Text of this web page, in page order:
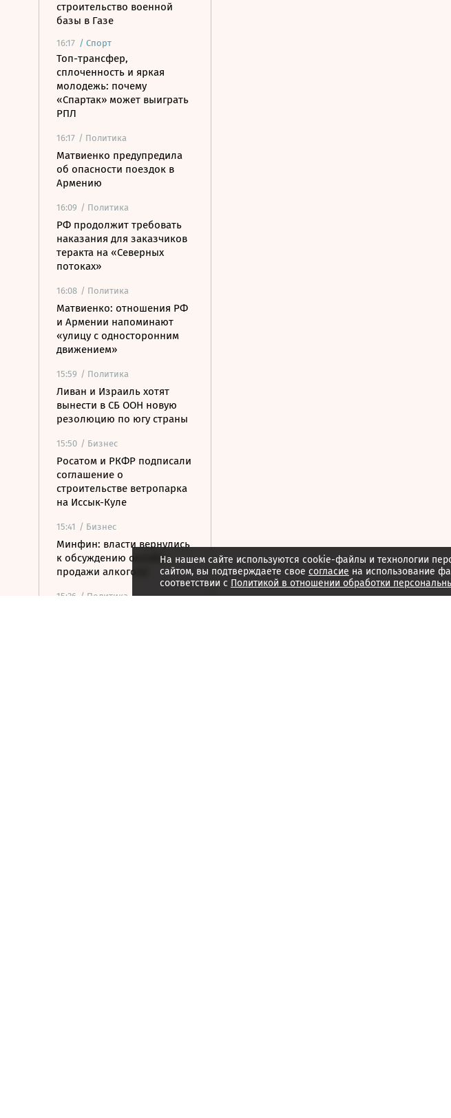
строительство военной
базы в Газе
16:17 / Спорт
Топ-трансфер,
сплоченность и яркая
молодежь: почему
«Спартак» может выиграть
РПЛ
16:17 / Политика
Матвиенко предупредила
об опасности поездок в
Армению
16:09 / Политика
РФ продолжит требовать
наказания для заказчиков
теракта на «Северных
потоках»
16:08 / Политика
Матвиенко: отношения РФ
и Армении напоминают
«улицу с односторонним
движением»
15:59 / Политика
Ливан и Израиль хотят
вынести в СБ ООН новую
резолюцию по югу страны
15:50 / Бизнес
Росатом и РКФР подписали
соглашение о
строительстве ветропарка
на Иссык-Куле
15:41 / Бизнес
Минфин: власти вернулись
к обсуждению онлайн-
продажи алкоголя
15:36 / Политика
На нашем сайте используются cookie-файлы и технологии
сайтом, вы подтверждаете свое согласие на использование
соответствии с Политикой в отношении обработки